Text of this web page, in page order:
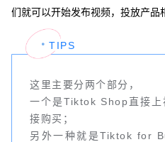
们就可以开始发布视频，投放产品
TIPS
这里主要分两个部分，
一个是Tiktok Shop直接上
接购买；
另外一种就是Tiktok for